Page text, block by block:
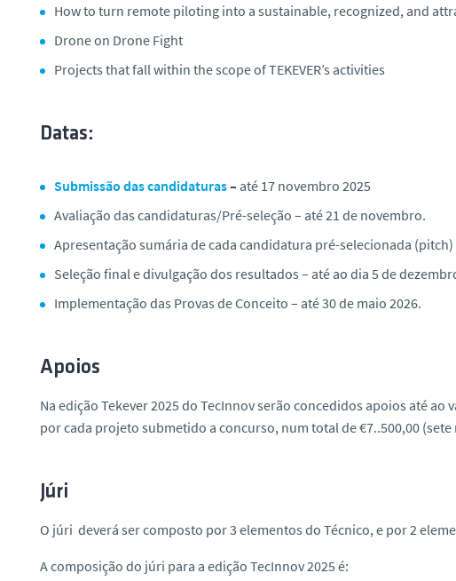
How to turn remote piloting into a sustainable, recognized, and
Drone on Drone Fight
Projects that fall within the scope of TEKEVER’s activities
Datas:
Submissão das candidaturas– até 17 novembro 2025
Avaliação das candidaturas/Pré-seleção – até 21 de novembro.
Apresentação sumária de cada candidatura pré-selecionada (pitch)
Seleção final e divulgação dos resultados – até ao dia 5 de
Implementação das Provas de Conceito – até30 de maio 2026.
Apoios
Na edição Tekever 2025 do TecInnov serão concedidos apoios até
por cada projeto submetido a concurso, num total de €7..500,00
Júri
O júri deverá ser composto por 3 elementos do Técnico, e por 2
A composição do júri para a edição TecInnov 2025 é: